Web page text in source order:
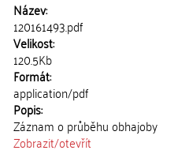
Název:
120161493.pdf
Velikost:
120.5Kb
Formát:
application/pdf
Popis:
Záznam o průběhu obhajoby
Zobrazit/otevřít